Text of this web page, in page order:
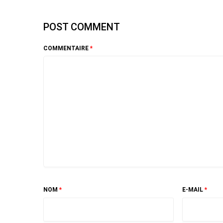
POST COMMENT
COMMENTAIRE *
NOM * E-MAIL *